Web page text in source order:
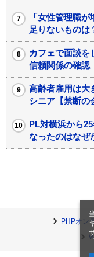
「
「女性管理職
足りないものは
カフェで面談を
信頼関係の確認
高齢者雇用は大
シニア【禁断の
PL対横浜から
なったのはなぜ
PHPオン